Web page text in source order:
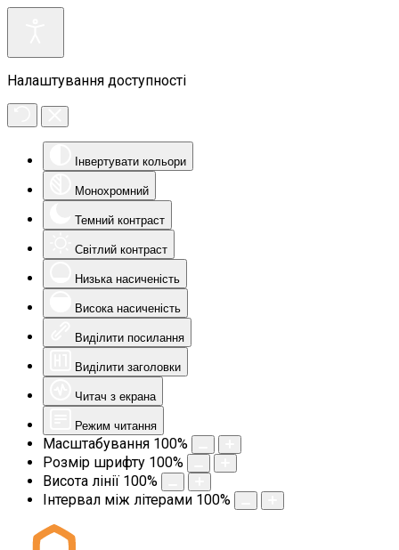
Налаштування доступності
Інвертувати кольори
Монохромний
Темний контраст
Світлий контраст
Низька насиченість
Висока насиченість
Виділити посилання
Виділити заголовки
Читач з екрана
Режим читання
Масштабування 100%
Розмір шрифту 100%
Висота лінії 100%
Інтервал між літерами 100%